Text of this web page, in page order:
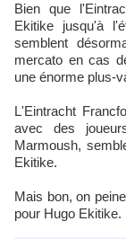
Bien que
Ekitike jusqu'à
semblent
mercato en cas
une énorme plus-
L'Eintracht
avec des
Marmoush,
Ekitike.
Mais bon, on
pour Hugo